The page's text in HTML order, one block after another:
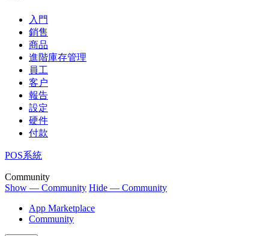
入門
銷售
商品
進階庫存管理
員工
客户
報告
設定
硬件
付款
POS系統
Community
Show — Community Hide — Community
App Marketplace
Community